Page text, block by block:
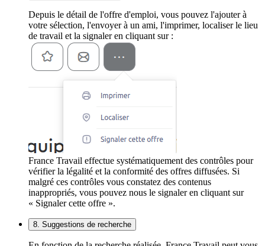
Depuis le détail de l'offre d'emploi, vous pouvez l'ajouter à
votre sélection, l'envoyer à un ami, l'imprimer, localiser le lieu
de travail et la signaler en cliquant sur :
France Travail effectue systématiquement des contrôles pour
vérifier la légalité et la conformité des offres diffusées. Si
malgré ces contrôles vous constatez des contenus
inappropriés, vous pouvez nous le signaler en cliquant sur
« Signaler cette offre ».
8. Suggestions de recherche